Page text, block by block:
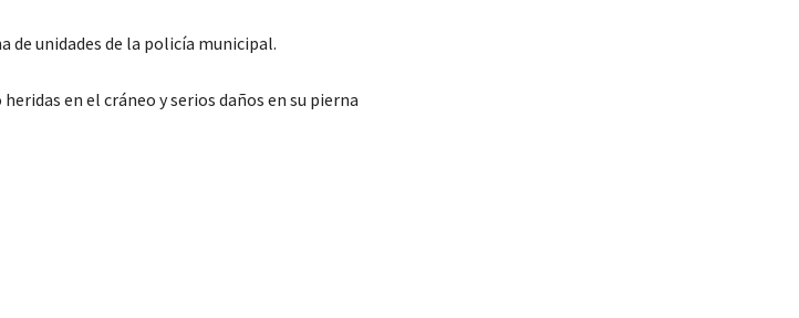
de unidades de la policía municipal.
en el cráneo y serios daños en su pierna